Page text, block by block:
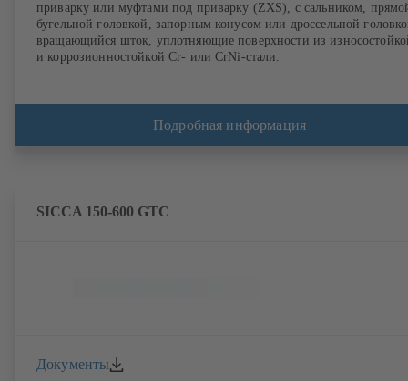
приварку или муфтами под приварку (ZXS), с сальником,
бугельной головкой, запорным конусом или дроссельной
вращающийся шток, уплотняющие поверхности из
и коррозионностойкой Cr- или CrNi-стали.
Подробная информация
SICCA 150-600 GTC
Документы